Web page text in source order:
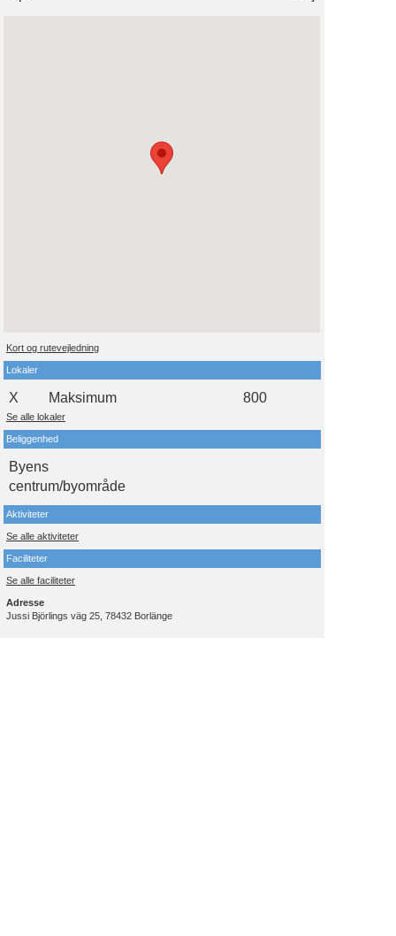
Kort og rutevejledning
Lokaler
X Maksimum 800
Se alle lokaler
Beliggenhed
Byens
centrum/byområde
Aktiviteter
Se alle aktiviteter
Faciliteter
Se alle faciliteter
Adresse
Jussi Björlings väg 25, 78432 Borlänge